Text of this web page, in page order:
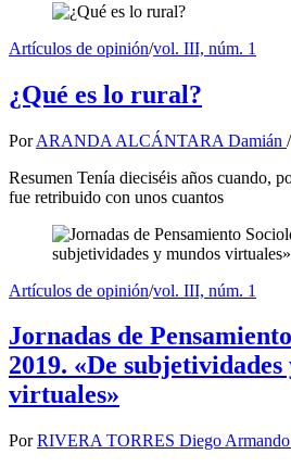
Artículos de opinión/vol. III, núm. 1
¿Qué es lo rural?
Por ARANDA ALCÁNTARA Damián /
Resumen Tenía dieciséis años cuando,
fue retribuido con unos cuantos
Artículos de opinión/vol. III, núm. 1
Jornadas de
2019. «De subjetividades
virtuales»
Por RIVERA TORRES Diego Armando